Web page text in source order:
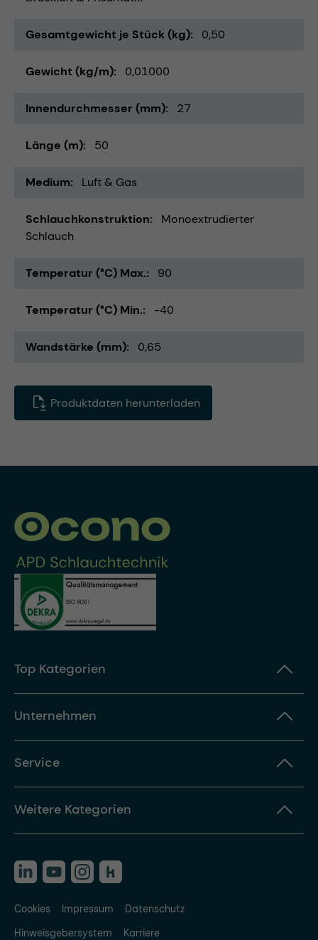
Gesamtgewicht je Stück (kg) 0,50
Gewicht (kg/m) 0,01000
Innendurchmesser (mm) 27
Länge (m) 50
Medium Luft & Gas
Schlauchkonstruktion
Monoextrudierter
Schlauch
Temperatur (°C) Max. 90
Temperatur (°C) Min. -40
Wandstärke (mm) 0,65
Produktdaten herunterladen
Top Kategorien
Unternehmen
Service
Weitere Kategorien
Cookies Impressum
Datenschutz
Hinweisgebersystem
Karriere